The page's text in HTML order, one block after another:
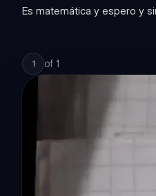
Es matemática y espero y
1 of 1